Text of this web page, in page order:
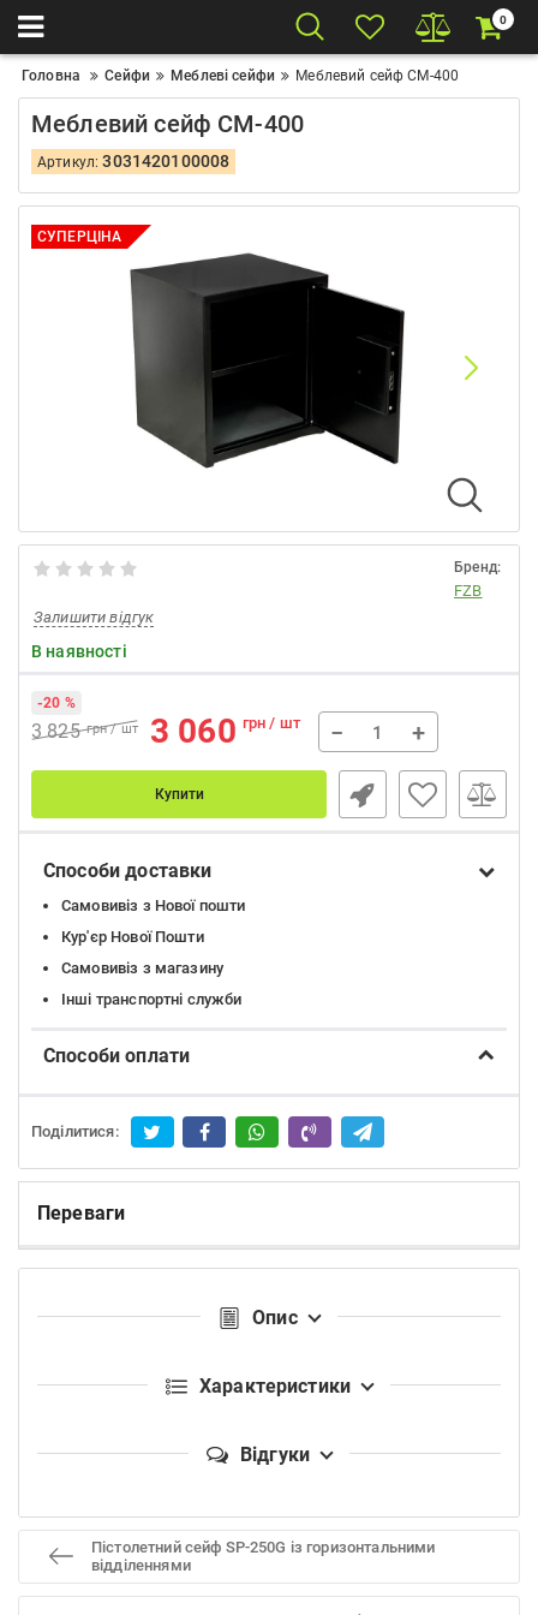
0
Головна Сейфи Меблеві сейфи Меблевий сейф СМ-400
Меблевий сейф СМ-400
Артикул:3031420100008
СУПЕРЦІНА
Бренд:
FZB
Залишити відгук
В наявності
3 825 грн / шт 3 060 грн / шт
-20 %
− +
Купити
Способи доставки
Самовивіз з Нової пошти
Кур'єр Нової Пошти
Самовивіз з магазину
Інші транспортні служби
Способи оплати
Поділитися:
Переваги
Опис
Характеристики
Відгуки
Пістолетний сейф SP-250G із горизонтальними
відділеннями